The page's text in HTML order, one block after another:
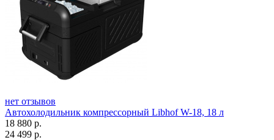
нет отзывов
Автохолодильник компрессорный Libhof W-18, 18 л
18 880 р.
24 499 р.